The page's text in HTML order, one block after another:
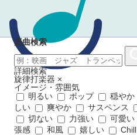
楽曲検索
詳細検索
旋律打楽器 ×
イメージ・雰囲気
明るい
ポップ 穏やか
しい
爽やか サスペンス
切ない
力強い 可愛い
張感
和風 嬉しい Chill